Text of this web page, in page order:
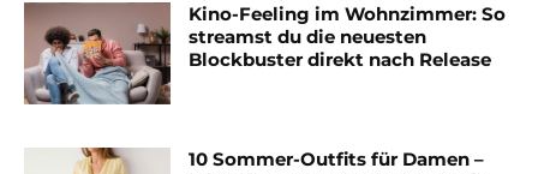
Kino-Feeling im Wohnzimmer: So
streamst du die neuesten
Blockbuster direkt nach Release
10 Sommer-Outfits für Damen –